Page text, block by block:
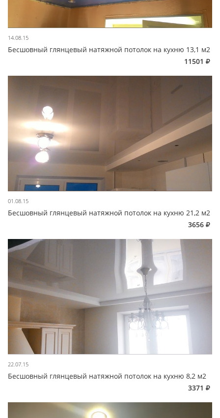
14.08.15
Бесшовный глянцевый натяжной потолок на кухню 13,1 м2
11501
01.08.15
Бесшовный глянцевый натяжной потолок на кухню 21,2 м2
3656
22.07.15
Бесшовный глянцевый натяжной потолок на кухню 8,2 м2
3371